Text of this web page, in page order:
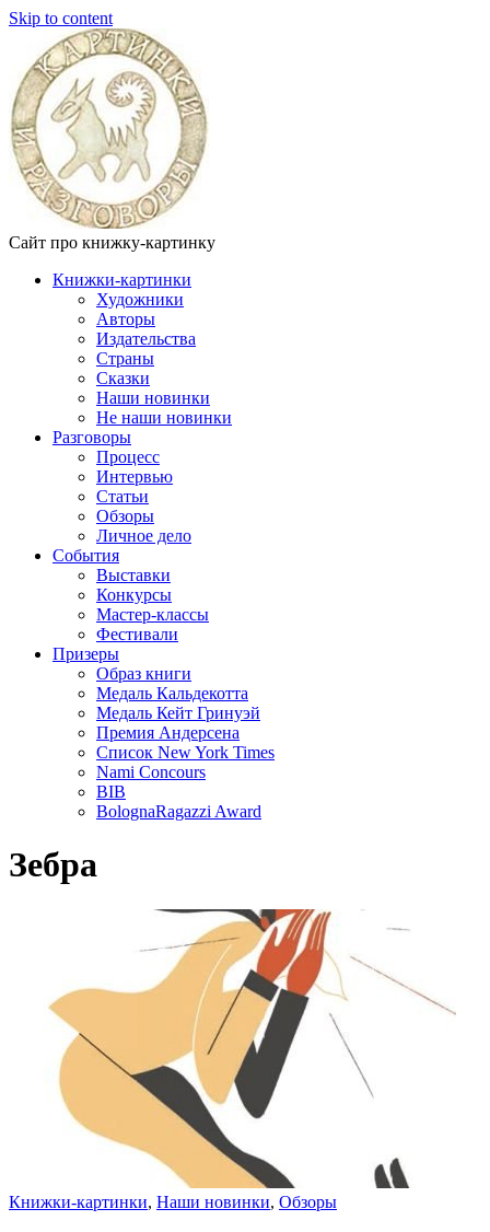
Skip to content
Сайт про книжку-картинку
Книжки-картинки
Художники
Авторы
Издательства
Страны
Сказки
Наши новинки
Не наши новинки
Разговоры
Процесс
Интервью
Статьи
Обзоры
Личное дело
События
Выставки
Конкурсы
Мастер-классы
Фестивали
Призеры
Образ книги
Медаль Кальдекотта
Медаль Кейт Гринуэй
Премия Андерсена
Список New York Times
Nami Concours
BIB
BolognaRagazzi Award
Зебра
Книжки-картинки, Наши новинки, Обзоры